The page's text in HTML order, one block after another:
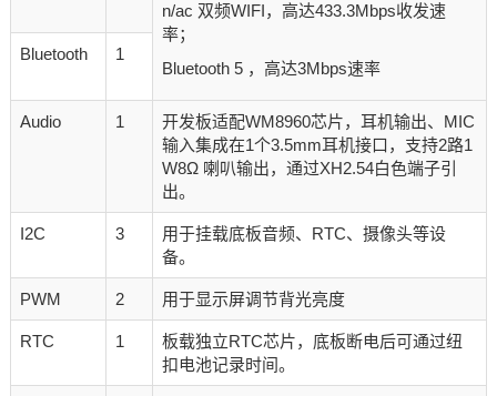
n/ac 双频WIFI，高达433.3Mbps收发速
率；
Bluetooth 5 ，高达3Mbps速率
Bluetooth 1
Audio 1
开发板适配WM8960芯片，耳机输出、MIC
输入集成在1个3.5mm耳机接口，支持2路1
W8Ω 喇叭输出，通过XH2.54白色端子引
出。
I2C 3
用于挂载底板音频、RTC、摄像头等设
备。
PWM 2 用于显示屏调节背光亮度
RTC 1
板载独立RTC芯片，底板断电后可通过纽
扣电池记录时间。